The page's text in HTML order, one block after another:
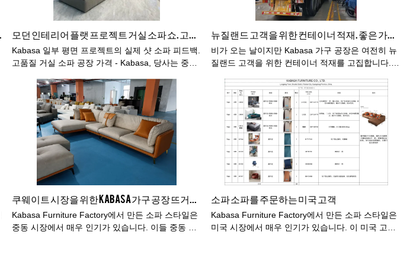
Kabasa 일부 평면 프로젝트의 실제 샷 소파 피드백.
고품질 거실 소파 공장 가격 - Kabasa, 당사는 중국
체인이 완료되고 조달 비용이 관련되어 구매 비용을
줄이는 데 도움이 될 것입니다. 그러니 주저하지 마
시고 저희에게 연락하십시오!
비가 오는 날이지만 Kabasa 가구 공장은 여전히 ​​뉴
질랜드 고객을 위한 컨테이너 적재를 고집합니다.
모양 거실 소파 - Kabasa, 우리는 2006년부터 가구
제조에 종사해 왔습니다. 우리는 현재 표준화된 2개
의 대규모 공장과 전문 관리 인력 및 뛰어난 직원 그
룹을 보유하고 있습니다. 우리는 귀하의 품질과 신
뢰할 수있는 신뢰할 수있는 공급 업체입니다.사례 3
Kabasa Furniture Factory에서 만든 소파 스타일은
중동 시장에서 매우 인기가 있습니다. 이들 중동 고
소파 소파를 주문하는 미국 고객
Kabasa Furniture Factory에서 만든 소파 스타일은
미국 시장에서 매우 인기가 있습니다. 이 미국 고객